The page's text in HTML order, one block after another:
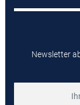
Newsletter